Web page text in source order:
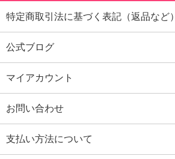
特定商取引法に基づく表記（返品など）
公式ブログ
マイアカウント
お問い合わせ
支払い方法について